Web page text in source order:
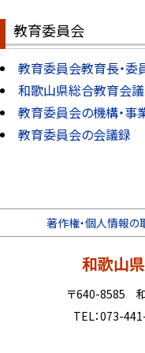
教育委員会
教育委員会教育長・委
和歌山県総合教育会議
教育委員会の機構・事
教育委員会の会議録
著作権・個人情報の
和歌山
〒640-8585
TEL：073-